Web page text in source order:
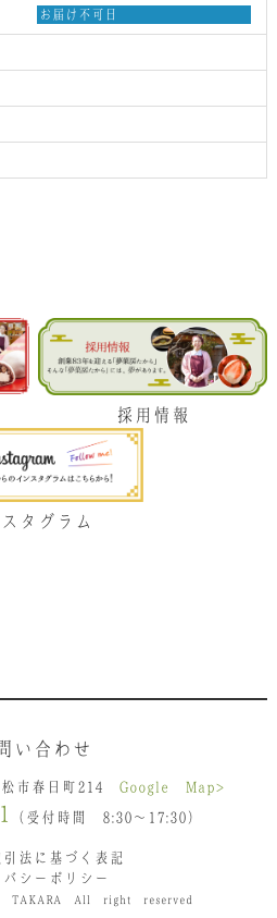
日,
8
2026
木
2026
お届け不可日
採用情報
タグラム
い合わせ
市春日町214 Google Map>
（受付時間 8:30〜17:30）
法に基づく表記
バシーポリシー
TAKARA All right reserved